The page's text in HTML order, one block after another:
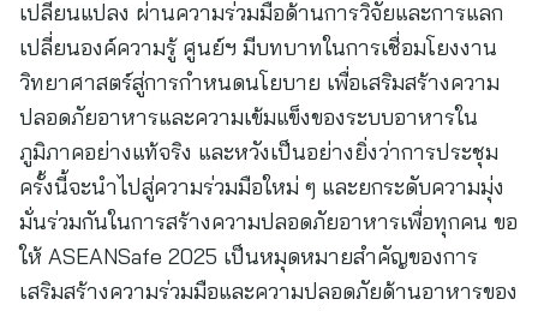
เปลี่ยนแปลง ผ่านความร่วมมือด้านการวิจัยและการแลก
เปลี่ยนองค์ความรู้ ศูนย์ฯ มีบทบาทในการเชื่อมโยงงาน
วิทยาศาสตร์สู่การกำหนดนโยบาย เพื่อเสริมสร้างความ
ปลอดภัยอาหารและความเข้มแข็งของระบบอาหารใน
ภูมิภาคอย่างแท้จริง และหวังเป็นอย่างยิ่งว่าการประชุม
ครั้งนี้จะนำไปสู่ความร่วมมือใหม่ ๆ และยกระดับความมุ่ง
มั่นร่วมกันในการสร้างความปลอดภัยอาหารเพื่อทุกคน ขอ
ให้ ASEANSafe 2025 เป็นหมุดหมายสำคัญของการ
เสริมสร้างความร่วมมือและความปลอดภัยด้านอาหารของ